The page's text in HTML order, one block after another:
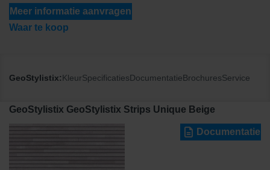
Meer informatie aanvragen
Waar te koop
GeoStylistix:KleurSpecificatiesDocumentatieBrochuresService
GeoStylistix GeoStylistix Strips Unique Beige
Documentatie